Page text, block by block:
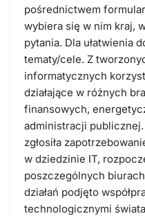
pośrednictwem
wybiera się w nim kraj,
pytania. Dla ułatwienia
tematy/cele. Z
informatycznych
działające w różnych
finansowych,
administracji
zgłosiła
w dziedzinie IT,
poszczególnych
działań podjęto
technologicznymi